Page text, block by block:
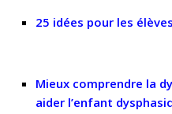
25 idées pour les
Mieux comprendre la
aider l’enfant